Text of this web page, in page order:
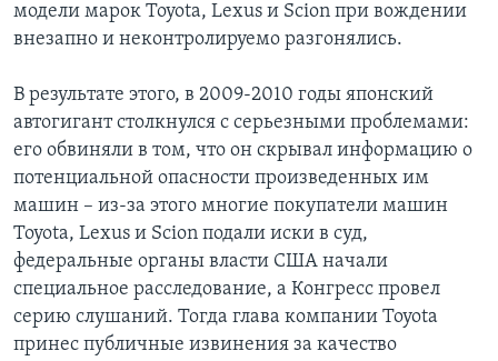
модели марок Toyota, Lexus и Scion при вождении
внезапно и неконтролируемо разгонялись.
В результате этого, в 2009-2010 годы японский
автогигант столкнулся с серьезными проблемами:
его обвиняли в том, что он скрывал информацию о
потенциальной опасности произведенных им
машин – из-за этого многие покупатели машин
Toyota, Lexus и Scion подали иски в суд,
федеральные органы власти США начали
специальное расследование, а Конгресс провел
серию слушаний. Тогда глава компании Toyota
принес публичные извинения за качество